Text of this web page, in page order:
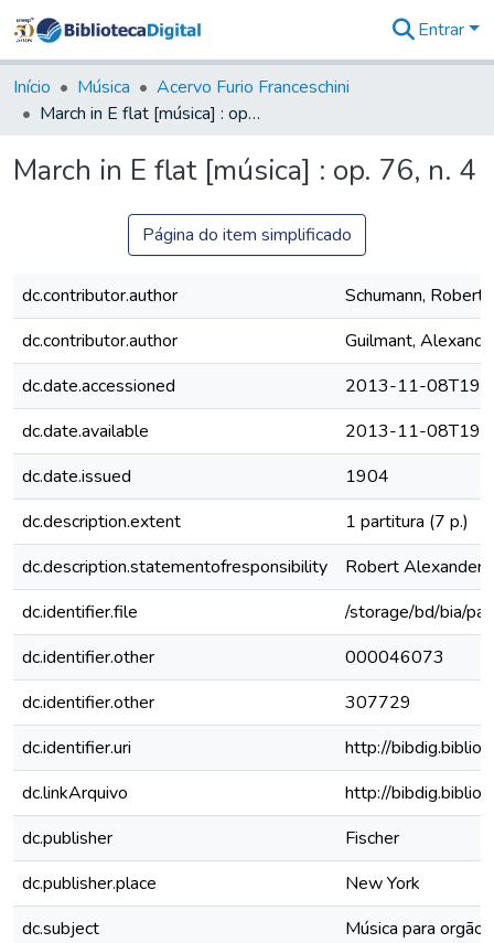
&
Coleções
Tudo na
Digital
Entrar
Início Música
Acervo Furio Franceschini
March in E flat [música] : op. 76, n. 4
March in E flat [música] : op. 76, n. 4
Página do item simplificado
dc.contributor.author
Schumann, Robert
dc.contributor.author
Guilmant,
dc.date.accessioned
2013-11-
dc.date.available
2013-11-
dc.date.issued
1904
dc.description.extent
1 partitura (7 p.)
dc.description.statementofresponsibility
Robert Alexander
dc.identifier.file
/storage/bd/bia/
dc.identifier.other
000046073
dc.identifier.other
307729
dc.identifier.uri
http://
dc.linkArquivo
http://
dc.publisher
Fischer
dc.publisher.place
New York
dc.subject
Música para orgão